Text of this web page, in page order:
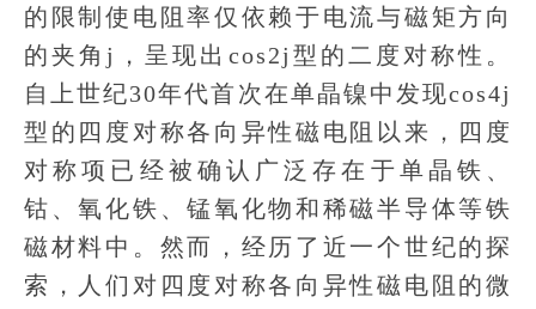
的限制使电阻率仅依赖于电流与磁矩方向
的夹角j，呈现出cos2j型的二度对称性。
自上世纪30年代首次在单晶镍中发现cos4j
型的四度对称各向异性磁电阻以来，四度
对称项已经被确认广泛存在于单晶铁、
钴、氧化铁、锰氧化物和稀磁半导体等铁
磁材料中。然而，经历了近一个世纪的探
索，人们对四度对称各向异性磁电阻的微